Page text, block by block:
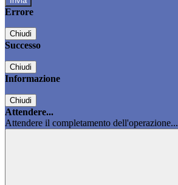
Errore
Chiudi
Successo
Chiudi
Informazione
Chiudi
Attendere...
Attendere il completamento dell'operazione...